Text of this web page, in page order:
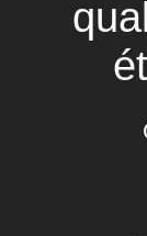
qualité.